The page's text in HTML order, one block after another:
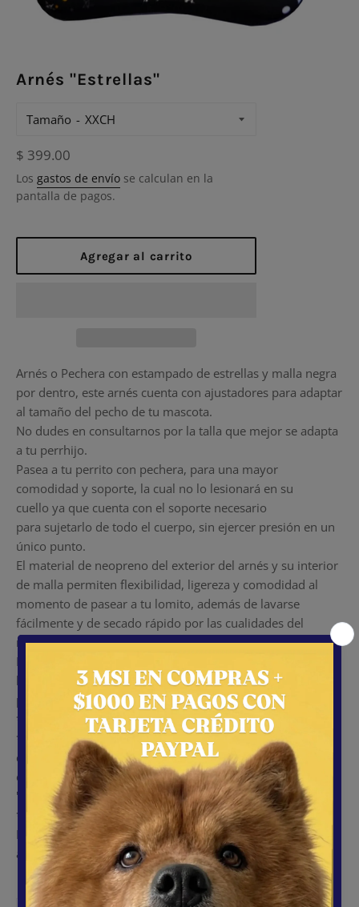
Arnés "Estrellas"
Tamaño
Precio
habitual
$ 399.00
Los gastos de envío se calculan en la
pantalla de pagos.
Agregar al carrito
Arnés o Pechera con estampado de estrellas y malla negra
por dentro, este arnés cuenta con ajustadores para adaptar
al tamaño del pecho de tu mascota.
No dudes en consultarnos por la talla que mejor se adapta
a tu perrhijo.
Pasea a tu perrito con pechera, para una mayor
comodidad y soporte, la cual no lo lesionará en su
cuello ya que cuenta con el soporte necesario
para sujetarlo de todo el cuerpo, sin ejercer presión en un
único punto.
El material de neopreno del exterior del arnés y su interior
de malla permiten flexibilidad, ligereza y comodidad al
momento de pasear a tu lomito, además de lavarse
fácilmente y de secado rápido por las cualidades del
material.
El uso de pechera es altamente recomendables en todas
las razas de hocico chato (braquicéfalos, como shihtzu,
pugs, bulldogfrancés, pekines,...)
*Como referencia el pug de la foto lleva puesta la talla M.
*Al esccoger la talla para tu mascota, mide su cuello y
considera aproximadamente 2 dedos de holgura para
escoger la talla (3 cm aproximadamente a la medida
"real").
*La talla XXCH lleva una argolla
No dudes en consultarnos por la talla que mejor se adapta
a tu perrhijo.